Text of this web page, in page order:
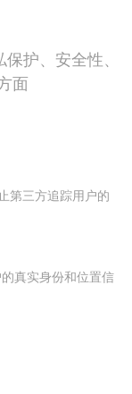
护、安全性、
面
第三方追踪用户的
真实身份和位置信